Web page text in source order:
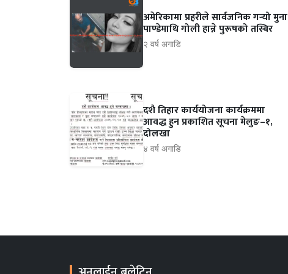
अमेरिकामा प्रहरीले सार्वजनिक गर्‍यो मुना
पाण्डेमाथि गोली हान्ने पुरूषको तस्बिर
२ वर्ष अगाडि
दशै तिहार कार्ययोजना कार्यक्रममा
आवद्ध हुन प्रकाशित सूचना मेलुङ–१,
दोलखा
४ वर्ष अगाडि